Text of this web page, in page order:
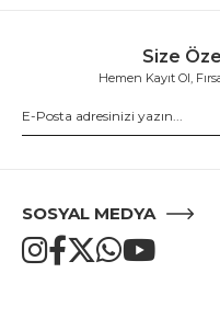
Size
Hemen Kayıt Ol,
SOSYAL MEDYA